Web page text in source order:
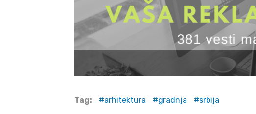
Tag: arhitektura gradnja srbija